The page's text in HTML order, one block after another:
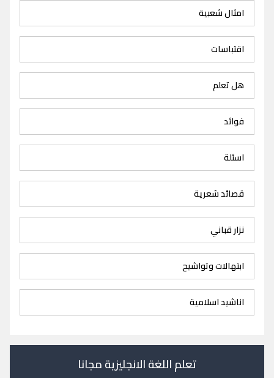
امثال شعبية
اقتباسات
هل تعلم
فوائد
اسئلة
قصائد شعرية
نزار قباني
ابتهالات وتواشيح
اناشيد اسلامية
تعلم اللغة الانجليزية مجانا